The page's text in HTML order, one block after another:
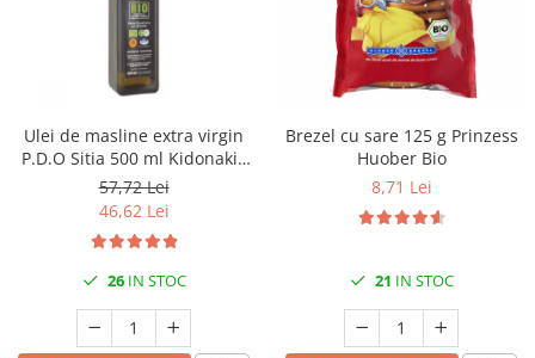
Ulei de masline extra virgin
P.D.O Sitia 500 ml Kidonakis
Bio
57,72 Lei
46,62 Lei
26IN STOC
Brezel cu sare 125 g Prinzess
Huober Bio
8,71 Lei
21 IN STOC